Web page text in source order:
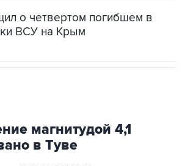
магнитудой 4,1
в Туве
INTERFAX.RU -